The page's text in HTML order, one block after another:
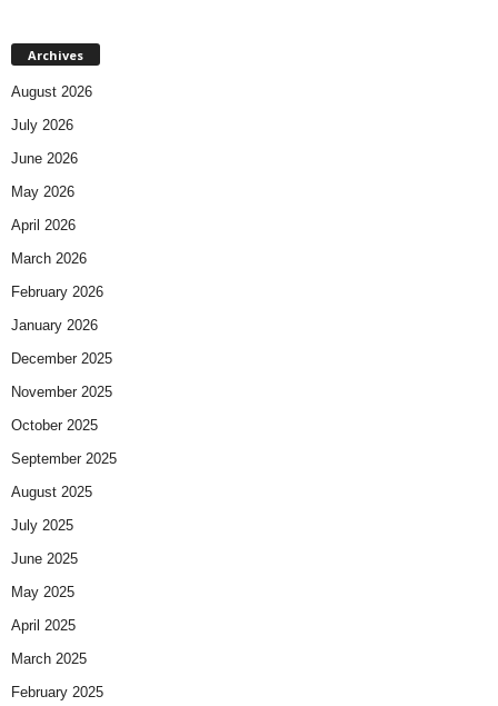
Archives
August 2026
July 2026
June 2026
May 2026
April 2026
March 2026
February 2026
January 2026
December 2025
November 2025
October 2025
September 2025
August 2025
July 2025
June 2025
May 2025
April 2025
March 2025
February 2025